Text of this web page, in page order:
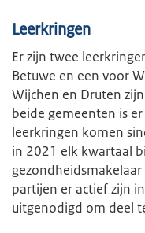
Leerkringen
Er zijn twee
Betuwe en een voor
Wijchen en Druten
beide gemeenten is
leerkringen komen
in 2021 elk kwartaal
partijen er actief zijn
uitgenodigd om deel